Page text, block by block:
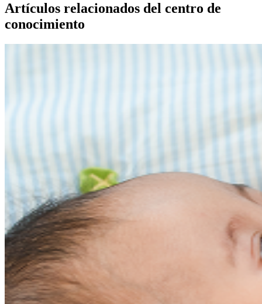
Artículos relacionados del centro de
conocimiento